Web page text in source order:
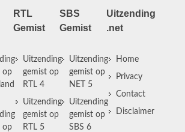
op
op
RTL
Gemist
Uitzending
gemist op
RTL 4
Uitzending
gemist op
RTL 5
SBS
Gemist
Uitzending
gemist op
NET 5
Uitzending
gemist op
SBS 6
Uitzending
.net
Home
Privacy
Contact
Disclaimer